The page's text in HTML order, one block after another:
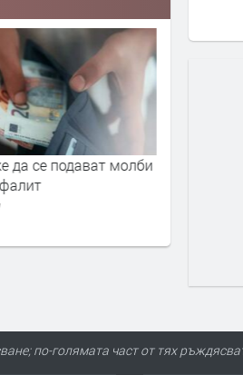
да се подават молби
по-голямата част от тях